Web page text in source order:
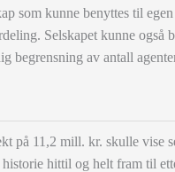
som kunne benyttes til egen
Selskapet kunne også
begrensning av antall
på 11,2 mill. kr. skulle vise
historie hittil og helt fram til